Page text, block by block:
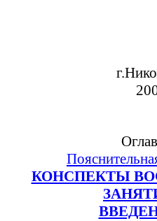
КОНСПЕКТЫ